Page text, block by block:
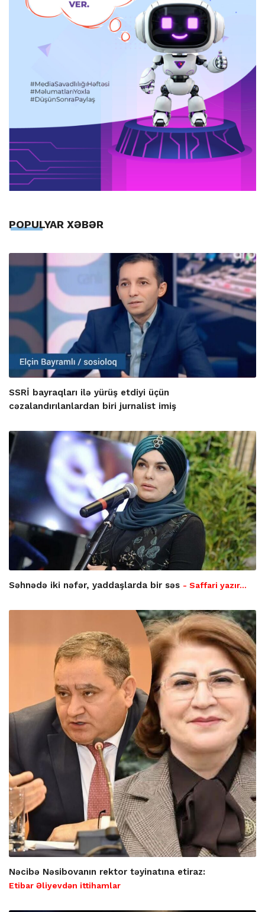
POPULYAR XƏBƏR
SSRİ bayraqları ilə yürüş etdiyi üçün
cəzalandırılanlardan biri jurnalist imiş
Səhnədə iki nəfər, yaddaşlarda bir səs - Saffari yazır…
Nəcibə Nəsibovanın rektor təyinatına etiraz:
Etibar Əliyevdən ittihamlar